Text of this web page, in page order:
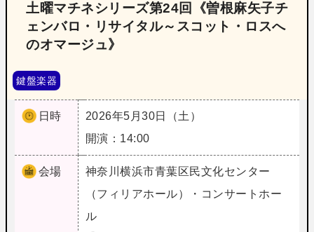
土曜マチネシリーズ第24回《曽根麻矢子チ
ェンバロ・リサイタル～スコット・ロスへ
のオマージュ》
鍵盤楽器
日時
2026年5月30日（土）
開演：14:00
会場 神奈川横浜市青葉区民文化センター
（フィリアホール）・コンサートホー
ル